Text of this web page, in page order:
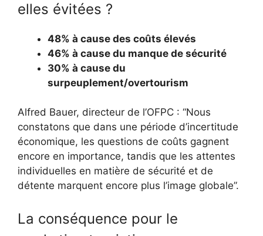
elles évitées ?
48% à cause des coûts élevés
46% à cause du manque de sécurité
30% à cause du
surpeuplement/overtourism
Alfred Bauer, directeur de l’OFPC : “Nous
constatons que dans une période d’incertitude
économique, les questions de coûts gagnent
encore en importance, tandis que les attentes
individuelles en matière de sécurité et de
détente marquent encore plus l’image globale”.
La conséquence pour le